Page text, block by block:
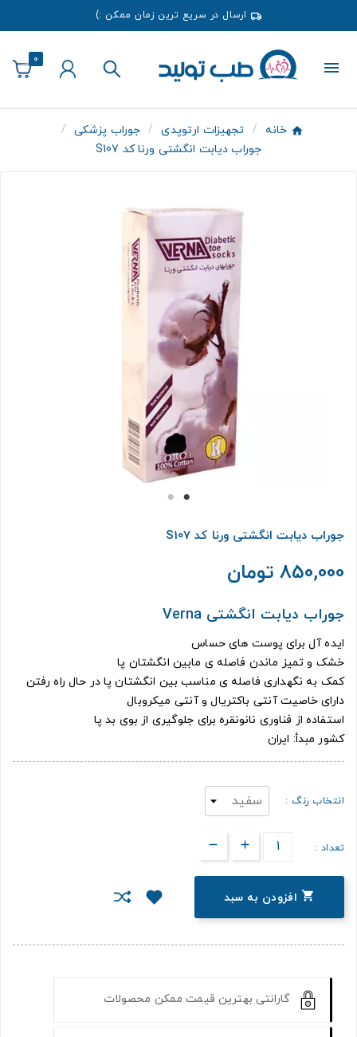
ارسال در سریع ترین زمان ممکن :)
0
خانه تجهیزات ارتوپدی
جوراب پزشکی
جوراب دیابت انگشتی ورنا کد S107
جوراب دیابت انگشتی ورنا کد S107
850,000 تومان
جوراب دیابت انگشتی Verna
ایده آل برای پوست های حساس
خشک و تمیز ماندن فاصله ی مابین انگشتان پا
کمک به نگهداری فاصله ی مناسب بین انگشتان پا در حال راه رفتن
دارای خاصیت آنتی باکتریال و آنتی میکروبال
استفاده از فناوری نانونقره برای جلوگیری از بوی بد پا
کشور مبدأ: ایران
انتخاب رنگ :
تعداد :
 افزودن به سبد
گارانتی بهترین قیمت ممکن محصولات